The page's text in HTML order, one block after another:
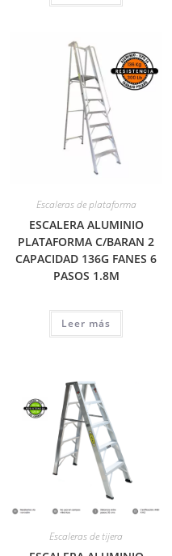
Escaleras de plataforma
ESCALERA ALUMINIO
PLATAFORMA C/BARAN 2
CAPACIDAD 136G FANES 6
PASOS 1.8M
Leer más
Escaleras de tijera